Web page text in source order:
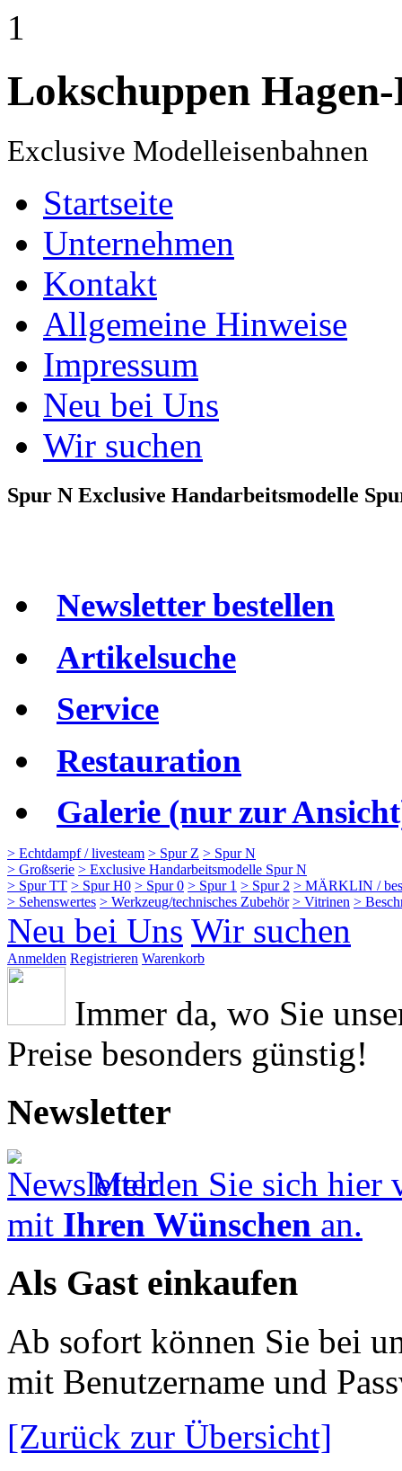
1
Lokschuppen Hagen-
Exclusive Modelleisenbahnen
Startseite
Unternehmen
Kontakt
Allgemeine Hinweise
Impressum
Neu bei Uns
Wir suchen
Spur N Exclusive Handarbeitsmodelle
Newsletter bestellen
Artikelsuche
Service
Restauration
Galerie (nur zur
> Echtdampf / livesteam > Spur Z > Spur N
> Großserie > Exclusive Handarbeitsmodelle Spur N
> Spur TT > Spur H0 > Spur 0 > Spur 1 > Spur 2 > MÄRKLIN /
> Sehenswertes > Werkzeug/technisches Zubehör > Vitrinen >
Neu bei Uns Wir suchen
Anmelden Registrieren Warenkorb
Immer da, wo Sie
Preise besonders günstig!
Newsletter
Melden Sie sich
mit Ihren Wünschen an.
Als Gast einkaufen
Ab sofort können Sie bei
mit Benutzername und
[Zurück zur Übersicht]